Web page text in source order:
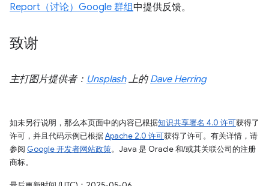
Report（讨论）Google 群组中提供反馈。
致谢
主打图片提供者： Unsplash上的 Dave Herring
如未另行说明，那么本页面中的内容已根据知识共享署名 4.0 许可获得了
许可，并且代码示例已根据Apache 2.0 许可获得了许可。有关详情，请
参阅 Google 开发者网站政策。Java 是 Oracle 和/或其关联公司的注册
商标。